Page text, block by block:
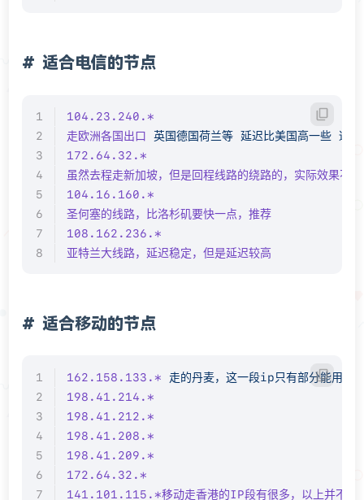
适合电信的节点
104.23.240.*
走欧洲各国出口 英国德国荷兰等 延迟比美国高一些 适合
172.64.32.*
虽然去程走新加坡，但是回程线路的绕路的，实际效果不
104.16.160.*
圣何塞的线路，比洛杉矶要快一点，推荐
108.162.236.*
亚特兰大线路，延迟稳定，但是延迟较高
适合移动的节点
162.158.133.* 走的丹麦，这一段ip只有部分能用，
198.41.214.*
198.41.212.*
198.41.208.*
198.41.209.*
172.64.32.*
141.101.115.*移动走香港的IP段有很多，以上并不是